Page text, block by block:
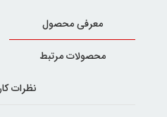
معرفی محصول
محصولات مرتبط
نظرات